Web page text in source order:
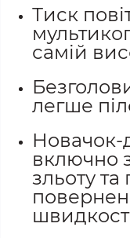
Тиск
самій
легше
Новачок-
включно
зльоту